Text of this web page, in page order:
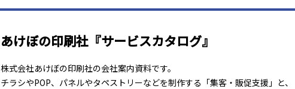
あけぼの印刷社『サービスカタログ』
株式会社あけぼの印刷社の会社案内資料です。
チラシやPOP、パネルやタペストリーなどを制作する「集客・販促支援」と、